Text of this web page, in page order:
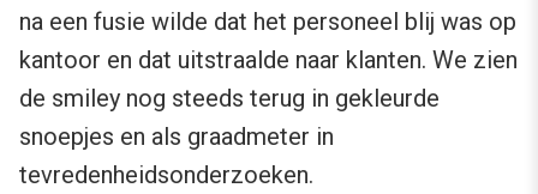
na een fusie wilde dat het personeel blij was op
kantoor en dat uitstraalde naar klanten. We zien
de smiley nog steeds terug in gekleurde
snoepjes en als graadmeter in
tevredenheidsonderzoeken.